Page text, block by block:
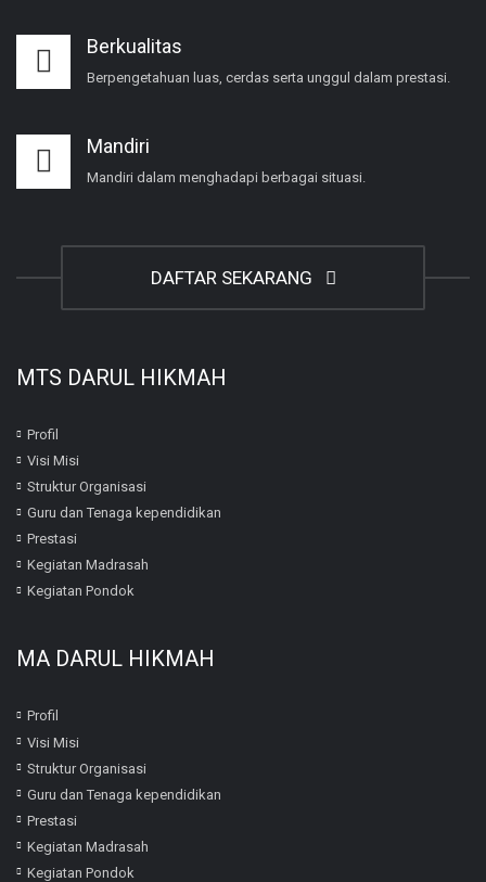
Berkualitas
Berpengetahuan luas, cerdas serta unggul dalam prestasi.
Mandiri
Mandiri dalam menghadapi berbagai situasi.
DAFTAR SEKARANG
MTS DARUL HIKMAH
Profil
Visi Misi
Struktur Organisasi
Guru dan Tenaga kependidikan
Prestasi
Kegiatan Madrasah
Kegiatan Pondok
MA DARUL HIKMAH
Profil
Visi Misi
Struktur Organisasi
Guru dan Tenaga kependidikan
Prestasi
Kegiatan Madrasah
Kegiatan Pondok